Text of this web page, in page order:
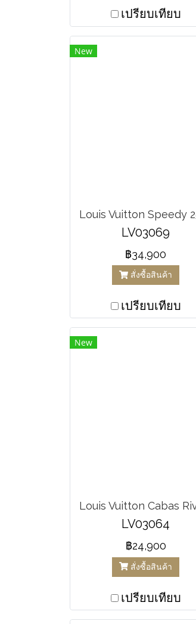
เปรียบเทียบ
New
LV03069
฿34,900
สั่งซื้อสินค้า
เปรียบเทียบ
New
LV03064
฿24,900
สั่งซื้อสินค้า
เปรียบเทียบ